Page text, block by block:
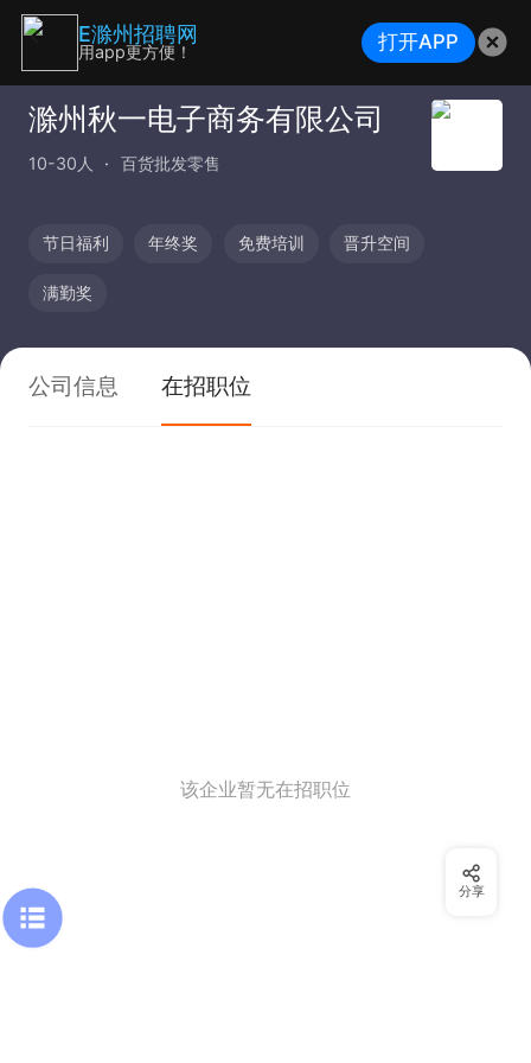
滁州秋一电子商务有限公司
10-30人 百货批发零售
节日福利 年终奖 免费培训 晋升空间
满勤奖
公司信息 在招职位
该企业暂无在招职位
分享
E滁州招聘网
用app更方便！ 打开APP